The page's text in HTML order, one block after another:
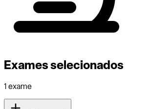
Exames selecionados
1 exame